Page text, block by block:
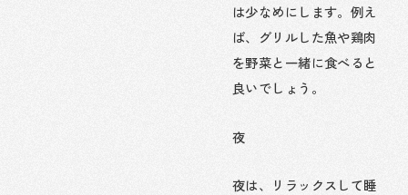
は少なめにします。例え
ば、グリルした魚や鶏肉
を野菜と一緒に食べると
良いでしょう。
夜
夜は、リラックスして睡